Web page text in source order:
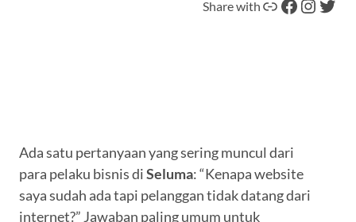
Share with Tautan Facebook Instagram Twitter
Ada satu pertanyaan yang sering muncul dari
para pelaku bisnis diSeluma: “Kenapa website
saya sudah ada tapi pelanggan tidak datang dari
internet?” Jawaban paling umum untuk